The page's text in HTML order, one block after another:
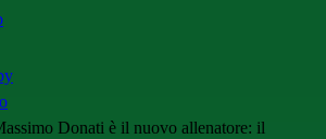
Donati è il nuovo allenatore: il